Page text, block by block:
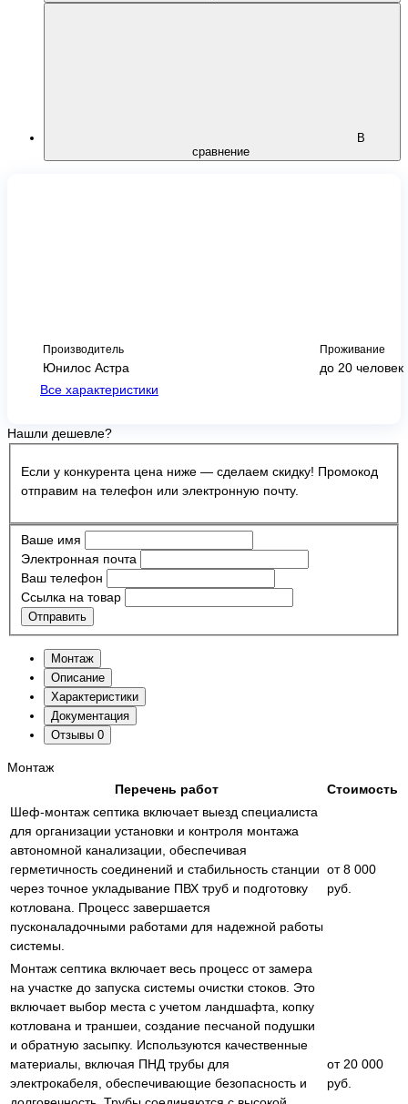
В
сравнение
Производитель
Юнилос Астра
Проживание
до 20 человек
Все характеристики
Нашли дешевле?
Если у конкурента цена ниже — сделаем скидку! Промокод
отправим на телефон или электронную почту.
Ваше имя
Электронная почта
Ваш телефон
Ссылка на товар
Отправить
Монтаж
Описание
Характеристики
Документация
Отзывы 0
Монтаж
Перечень работ
Стоимость
Шеф-монтаж септика включает выезд специалиста
для организации установки и контроля монтажа
автономной канализации, обеспечивая
герметичность соединений и стабильность станции
через точное укладывание ПВХ труб и подготовку
котлована. Процесс завершается
пусконаладочными работами для надежной работы
системы.
от 8 000
руб.
Монтаж септика включает весь процесс от замера
на участке до запуска системы очистки стоков. Это
включает выбор места с учетом ландшафта, копку
котлована и траншеи, создание песчаной подушки
и обратную засыпку. Используются качественные
материалы, включая ПНД трубы для
электрокабеля, обеспечивающие безопасность и
от 20 000
руб.